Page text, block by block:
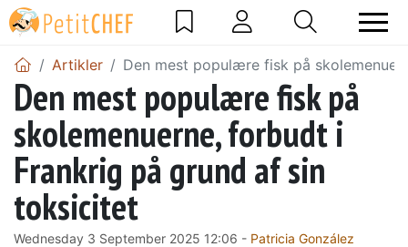
Artikler Den mest populære fisk på
Den mest populære fisk på
skolemenuerne, forbudt i
Frankrig på grund af sin
toksicitet
Wednesday 3 September 2025 12:06 - Patricia González